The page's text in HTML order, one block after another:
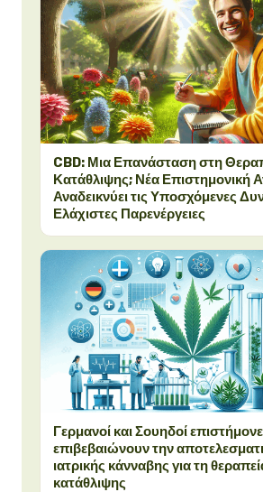
CBD: Μια Επανάσταση στη
Κατάθλιψης; Νέα Επιστημονική
Αναδεικνύει τις Υποσχόμενες
Ελάχιστες Παρενέργειες
Γερμανοί και Σουηδοί
επιβεβαιώνουν την
ιατρικής κάνναβης για τη
κατάθλιψης